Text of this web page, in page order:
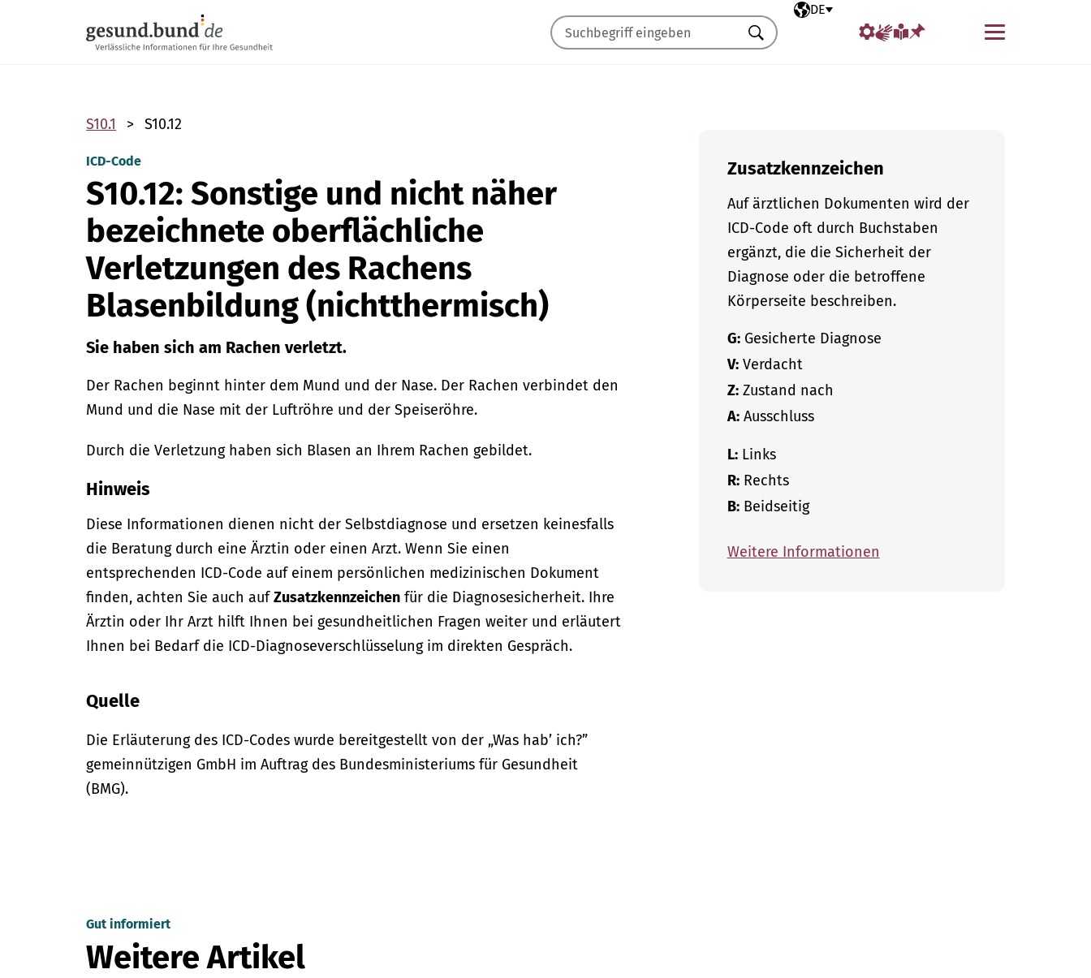
Ausgewählte Sprache
DE
Menü
Suchen
S10.1 S10.12
ICD-Code
S10.12: Sonstige und nicht näher
bezeichnete oberflächliche
Verletzungen des Rachens
Blasenbildung (nichtthermisch)
Sie haben sich am Rachen verletzt.
Der Rachen beginnt hinter dem Mund und der Nase. Der Rachen verbindet den
Mund und die Nase mit der Luftröhre und der Speiseröhre.
Durch die Verletzung haben sich Blasen an Ihrem Rachen gebildet.
Hinweis
Diese Informationen dienen nicht der Selbstdiagnose und ersetzen keinesfalls
die Beratung durch eine Ärztin oder einen Arzt. Wenn Sie einen
entsprechenden ICD-Code auf einem persönlichen medizinischen Dokument
finden, achten Sie auch aufZusatzkennzeichen für die Diagnosesicherheit. Ihre
Ärztin oder Ihr Arzt hilft Ihnen bei gesundheitlichen Fragen weiter und erläutert
Ihnen bei Bedarf die ICD-Diagnoseverschlüsselung im direkten Gespräch.
Quelle
Die Erläuterung des ICD-Codes wurde bereitgestellt von der „Was hab’ ich?”
gemeinnützigen GmbH im Auftrag des Bundesministeriums für Gesundheit
(BMG).
Zusatzkennzeichen
Auf ärztlichen Dokumenten wird der
ICD-Code oft durch Buchstaben
ergänzt, die die Sicherheit der
Diagnose oder die betroffene
Körperseite beschreiben.
G:Gesicherte Diagnose
V:Verdacht
Z:Zustand nach
A:Ausschluss
L:Links
R:Rechts
B:Beidseitig
Weitere Informationen
Gut informiert
Weitere Artikel